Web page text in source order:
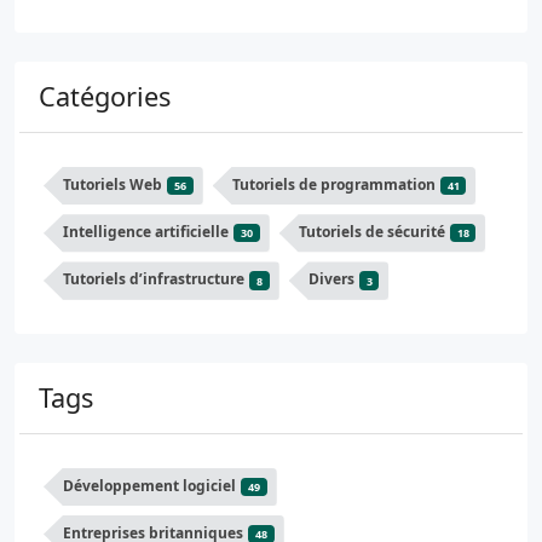
Catégories
Tutoriels Web 56 Tutoriels de programmation 41
Intelligence artificielle 30 Tutoriels de sécurité 18
Tutoriels d’infrastructure 8 Divers 3
Tags
Développement logiciel 49
Entreprises britanniques 48